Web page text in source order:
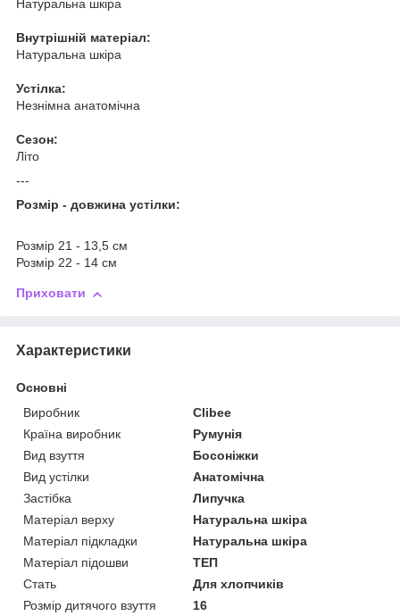
Натуральна шкіра
Внутрішній матеріал:
Натуральна шкіра
Устілка:
Незнімна анатомічна
Сезон:
Літо
---
Розмір - довжина устілки:
Розмір 21 - 13,5 см
Розмір 22 - 14 см
Приховати
Характеристики
Основні
Виробник
Clibee
Країна виробник
Румунія
Вид взуття
Босоніжки
Вид устілки
Анатомічна
Застібка
Липучка
Матеріал верху
Натуральна шкіра
Матеріал підкладки
Натуральна шкіра
Матеріал підошви
ТЕП
Стать
Для хлопчиків
Розмір дитячого взуття
16